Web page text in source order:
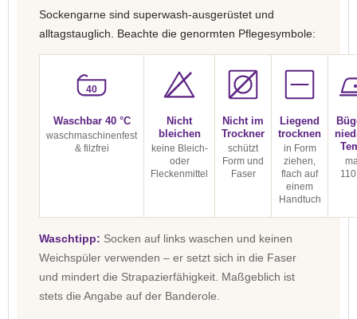
Sockengarne sind superwash-ausgerüstet und
alltagstauglich. Beachte die genormten Pflegesymbole:
40
Waschbar 40 °C
waschmaschinenfest
& filzfrei
Nicht
bleichen
keine Bleich-
oder
Fleckenmittel
Nicht im
Trockner
schützt
Form und
Faser
Liegend
trocknen
in Form
ziehen,
flach auf
einem
Handtuch
Waschtipp: Socken auf links waschen und keinen
Weichspüler verwenden – er setzt sich in die Faser
und mindert die Strapazierfähigkeit. Maßgeblich ist
stets die Angabe auf der Banderole.